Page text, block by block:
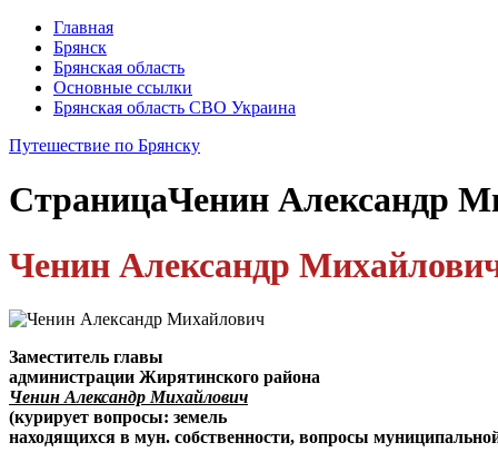
Главная
Брянск
Брянская область
Основные ссылки
Брянская область СВО Украина
Путешествие по Брянску
СтраницаЧенин Александр
Ченин Александр
Заместитель главы
администрации Жирятинского района
Ченин Александр Михайлович
(курирует вопросы: земель
находящихся в мун. собственности, вопросы